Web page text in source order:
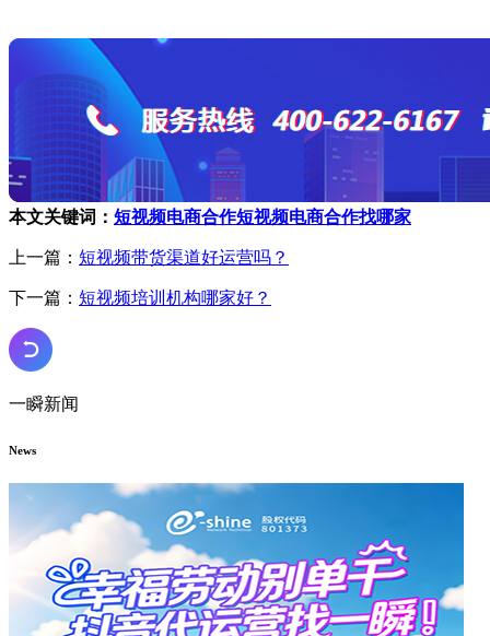
本文关键词： 短视频电商合作短视频电商合作找哪家
上一篇： 短视频带货渠道好运营吗？
下一篇： 短视频培训机构哪家好？
一瞬新闻
News